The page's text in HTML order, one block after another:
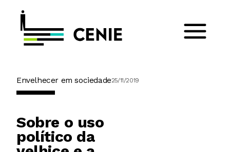
Envelhecer em sociedade25/11/2019
Sobre o uso
político da